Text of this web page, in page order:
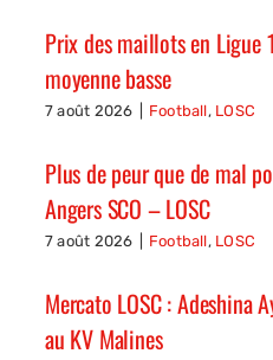
Prix des maillots en Ligue
moyenne basse
7 août 2026 Football, LOSC
Plus de peur que de mal
Angers SCO – LOSC
7 août 2026 Football, LOSC
Mercato LOSC : Adeshina
au KV Malines